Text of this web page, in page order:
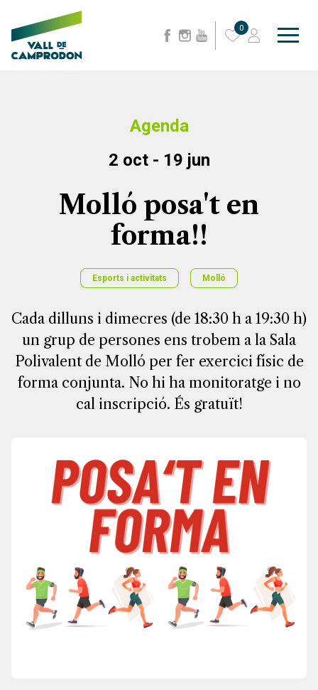
0
Agenda
2 oct - 19 jun
Molló posa't en
forma!!
Esports i activitats Molló
Cada dilluns i dimecres (de 18:30 h a 19:30 h)
un grup de persones ens trobem a la Sala
Polivalent de Molló per fer exercici físic de
forma conjunta. No hi ha monitoratge i no
cal inscripció. És gratuït!